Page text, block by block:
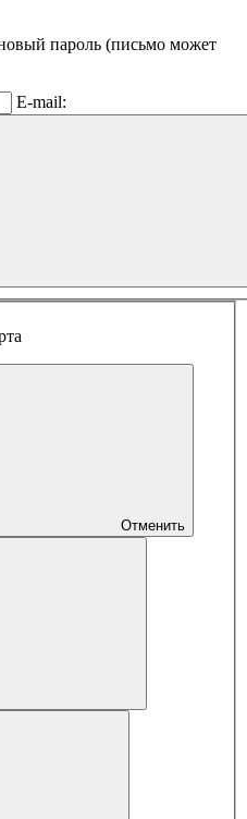
пароль (письмо может
E-mail:
Отменить